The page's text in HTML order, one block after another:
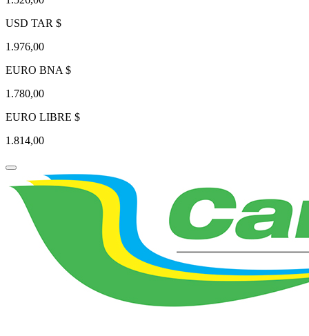
USD TAR $
1.976,00
EURO BNA $
1.780,00
EURO LIBRE $
1.814,00